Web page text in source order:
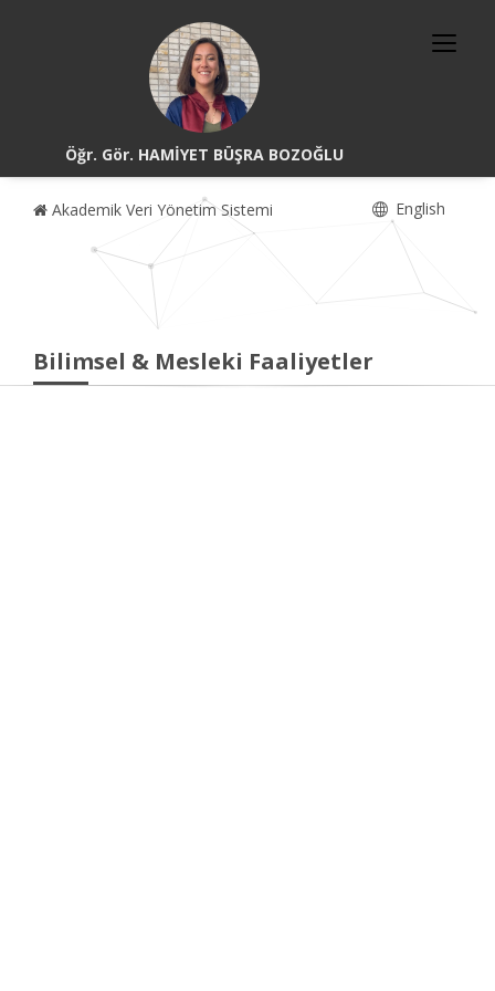
Öğr. Gör. HAMİYET BÜŞRA BOZOĞLU
Akademik Veri Yönetim Sistemi English
Bilimsel & Mesleki Faaliyetler